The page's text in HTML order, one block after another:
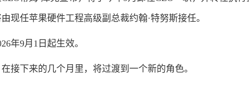
现任苹果硬件工程高级副总裁约翰·特努斯接任。
9月1日起生效。
下来的几个月里，将过渡到一个新的角色。